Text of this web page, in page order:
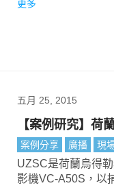
更多
五月 25, 2015
【案例研究】荷
案例分享 廣播 現
UZSC是荷蘭烏得
影機VC-A50S，以